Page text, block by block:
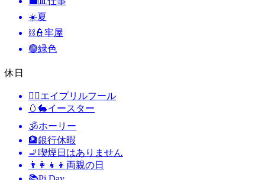
☀️夏
⛓️👮牢屋
🟢緑色
休日
🙆‍♂️エイプリルフール
🥚🐇イースター
🕉ホーリー
🏦銀行休暇
🚬 喫煙日はありません
👨‍👩‍👧‍👦 両親の日